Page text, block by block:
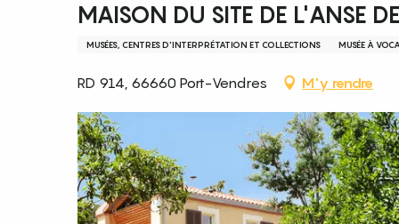
MAISON DU SITE DE L'ANSE
MUSÉES, CENTRES D'INTERPRÉTATION ET COLLECTIONS MUSÉE À
RD 914, 66660 Port-Vendres M'y rendre